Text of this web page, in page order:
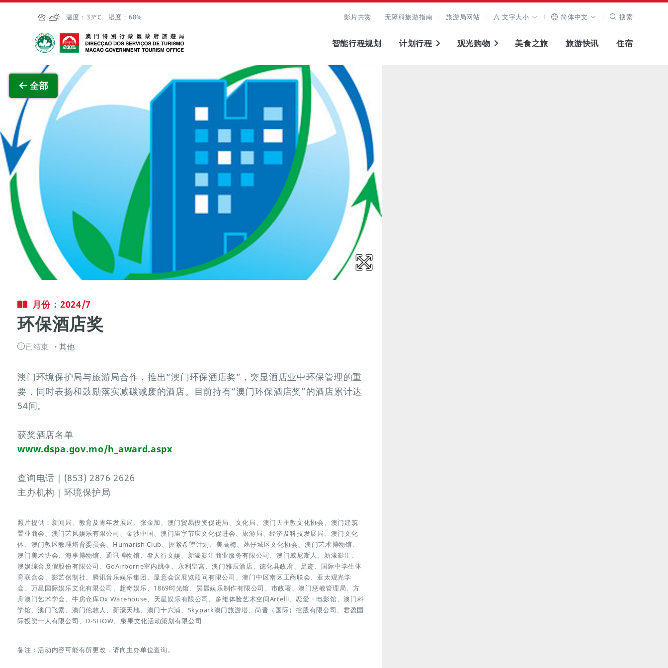
跳至主内容
温度： 33°C 湿度： 68% 影片共赏 无障碍旅游指南 旅游局网站 文字大小 简体中文 搜索
澳门特别行政区政府旅游局
智能行程规划 计划行程 观光购物 美食之旅 旅游快讯 住宿
全部
查看原图
月份：2024/7
环保酒店奖
已结束 其他
澳门环境保护局与旅游局合作，推出“澳门环保酒店奖”，突显酒店业中环保管理的重
要，同时表扬和鼓励落实减碳减废的酒店。目前持有“澳门环保酒店奖”的酒店累计达
54间。
获奖酒店名单
www.dspa.gov.mo/h_award.aspx
查询电话｜(853) 2876 2626
主办机构｜环境保护局
照片提供：新闻局、教育及青年发展局、张金加、澳门贸易投资促进局、文化局、澳门天主教文化协会、澳门建筑
置业商会、澳门艺风娱乐有限公司、金沙中国、澳门庙宇节庆文化促进会、旅游局、经济及科技发展局、澳门文化
体、澳门教区教理培育委员会、Humarish Club、握紧希望计划、美高梅、氹仔城区文化协会、澳门艺术博物馆、
澳门美术协会、海事博物馆、通讯博物馆、叄人行文娱、新濠影汇商业服务有限公司、澳门威尼斯人、新濠影汇、
澳娱综合度假股份有限公司、GoAirborne室内跳伞、永利皇宫、澳门雅辰酒店、德化县政府、足迹、国际中学生体
育联合会、影艺创制社、腾讯音乐娱乐集团、显意会议展览顾问有限公司、澳门中区南区工商联会、亚太观光学
会、万星国际娱乐文化有限公司、超奇娱乐、1869时光馆、昊晨娱乐制作有限公司、市政署、澳门惩教管理局、方
舟澳门艺术学会、牛房仓库Ox Warehouse、天星娱乐有限公司、多维体验艺术空间Artelli、恋爱・电影馆、澳门科
学馆、澳门飞索、澳门伦敦人、新濠天地、澳门十六浦、Skypark澳门旅游塔、尚晋（国际）控股有限公司、君盈国
际投资一人有限公司、D-SHOW、泉果文化活动策划有限公司
备注：活动内容可能有所更改，请向主办单位查询。